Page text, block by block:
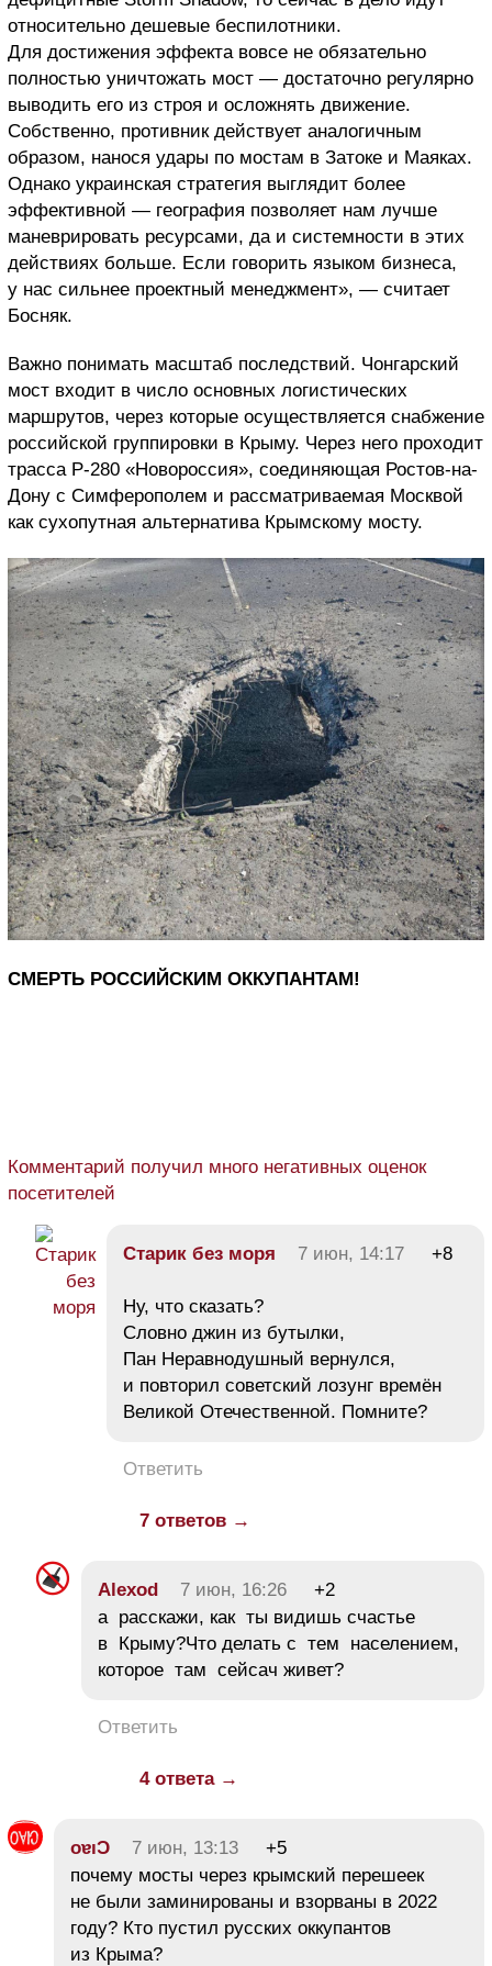
относительно дешевые беспилотники.
Для достижения эффекта вовсе не обязательно
полностью уничтожать мост — достаточно регулярно
выводить его из строя и осложнять движение.
Собственно, противник действует аналогичным
образом, нанося удары по мостам в Затоке и Маяках.
Однако украинская стратегия выглядит более
эффективной — география позволяет нам лучше
маневрировать ресурсами, да и системности в этих
действиях больше. Если говорить языком бизнеса,
у нас сильнее проектный менеджмент», — считает
Босняк.
Важно понимать масштаб последствий. Чонгарский
мост входит в число основных логистических
маршрутов, через которые осуществляется снабжение
российской группировки в Крыму. Через него проходит
трасса Р-280 «Новороссия», соединяющая Ростов-на-
Дону с Симферополем и рассматриваемая Москвой
как сухопутная альтернатива Крымскому мосту.
СМЕРТЬ РОССИЙСКИМ ОККУПАНТАМ!
Комментарий получил много негативных оценок
посетителей
Старик без моря 7 июн, 14:17 +8
Ну, что сказать?
Словно джин из бутылки,
Пан Неравнодушный вернулся,
и повторил советский лозунг времён
Великой Отечественной. Помните?
Ответить
7 ответов →
Alexod 7 июн, 16:26
+2
а расскажи, как ты видишь счастье
в Крыму?Что делать с тем населением,
которое там сейсач живет?
Ответить
4 ответа →
oɐıƆ 7 июн, 13:13
+5
почему мосты через крымский перешеек
не были заминированы и взорваны в 2022
году? Кто пустил русских оккупантов
из Крыма?